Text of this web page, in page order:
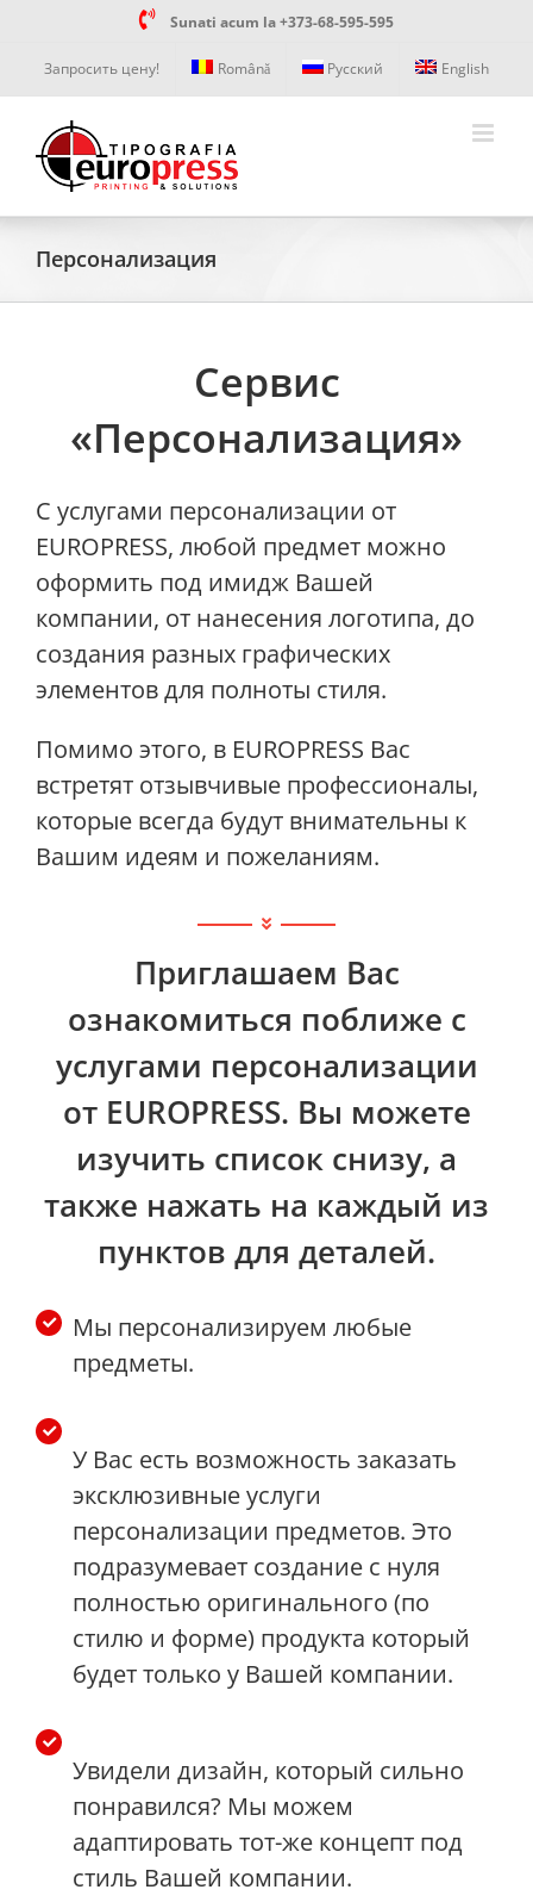
Sunati acum la +373-68-595-595
Запросить цену! Română Русский English
Персонализация
Сервис
«Персонализация»
С услугами персонализации от
EUROPRESS, любой предмет можно
оформить под имидж Вашей
компании, от нанесения логотипа, до
создания разных графических
элементов для полноты стиля.
Помимо этого, в EUROPRESS Вас
встретят отзывчивые профессионалы,
которые всегда будут внимательны к
Вашим идеям и пожеланиям.
Приглашаем Вас
ознакомиться поближе с
услугами персонализации
от EUROPRESS. Вы можете
изучить список снизу, а
также нажать на каждый из
пунктов для деталей.
Мы персонализируем любые
предметы.
У Вас есть возможность заказать
эксклюзивные услуги
персонализации предметов. Это
подразумевает создание с нуля
полностью оригинального (по
стилю и форме) продукта который
будет только у Вашей компании.
Увидели дизайн, который сильно
понравился? Мы можем
адаптировать тот-же концепт под
стиль Вашей компании.